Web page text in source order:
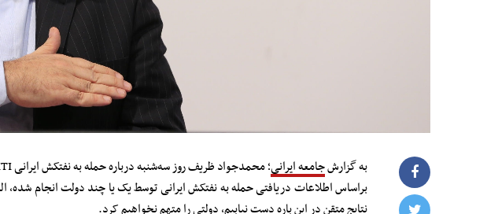
به گزارشجامعه ایرانی
براساس اطلاعات دریافتی حمله به نفتکش ایرانی توسط یک یا چند دولت انجام شده،
نتایج متقن در این باره دست نیابیم، دولتی را متهم نخواهیم کرد.